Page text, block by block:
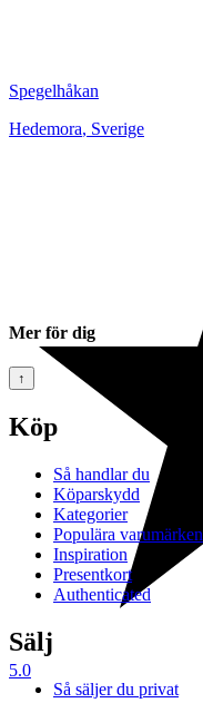
Spegelhåkan
Hedemora, Sverige
5.0
Mer för dig
↑
Köp
Så handlar du
Köparskydd
Kategorier
Populära varumärken
Inspiration
Presentkort
Authenticated
Sälj
Så säljer du privat